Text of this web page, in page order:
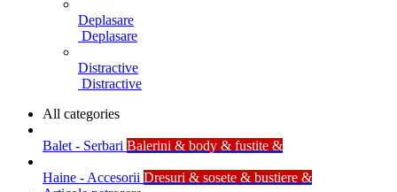
Deplasare
Deplasare
Distractive
Distractive
All categories
Balet - Serbari Balerini & body & fustite &
Haine - Accesorii Dresuri & sosete & bustiere &